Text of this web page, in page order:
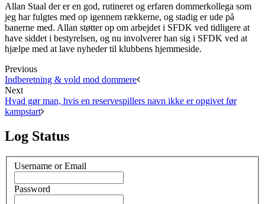
Allan Staal der er en god, rutineret og erfaren dommerkollega som
jeg har fulgtes med op igennem rækkerne, og stadig er ude på
banerne med. Allan støtter op om arbejdet i SFDK ved tidligere at
have siddet i bestyrelsen, og nu involverer han sig i SFDK ved at
hjælpe med at lave nyheder til klubbens hjemmeside.
Previous
Indberetning & vold mod dommere
Next
Hvad gør man, hvis en reservespillers navn ikke er opgivet før
kampstart
Log Status
Username or Email
Password